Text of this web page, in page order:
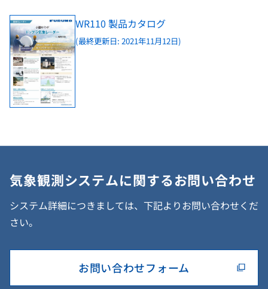
WR110 製品カタログ
(最終更新日: 2021年11月12日)
気象観測システムに関するお問い合わせ
システム詳細につきましては、下記よりお問い合わせくだ
さい。
お問い合わせフォーム